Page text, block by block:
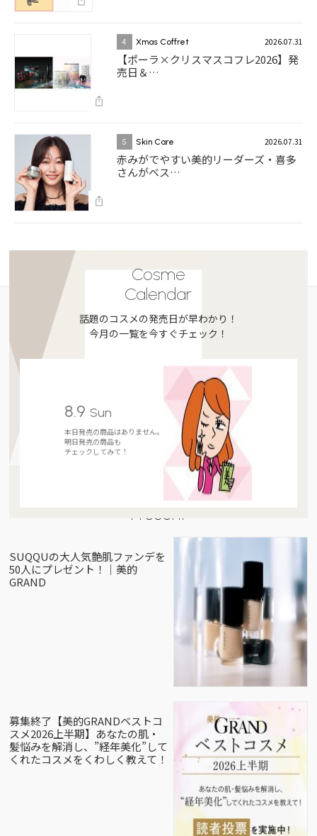
4 Xmas Coffret 2026.07.31
【ポーラ×クリスマスコフレ2026】発
売日＆…
5 Skin Care 2026.07.31
赤みがでやすい美的リーダーズ・喜多
さんがベス…
Cosme
Calendar
話題のコスメの発売日が早わかり！
今月の一覧を今すぐチェック！
8.9 Sun
本日発売の商品はありません。
明日発売の商品も
チェックしてみて！
Present
SUQQUの大人気艶肌ファンデを
50人にプレゼント！｜美的
GRAND
募集終了【美的GRANDベストコ
スメ2026上半期】あなたの肌・
髪悩みを解消し、”経年美化”して
くれたコスメをくわしく教えて！